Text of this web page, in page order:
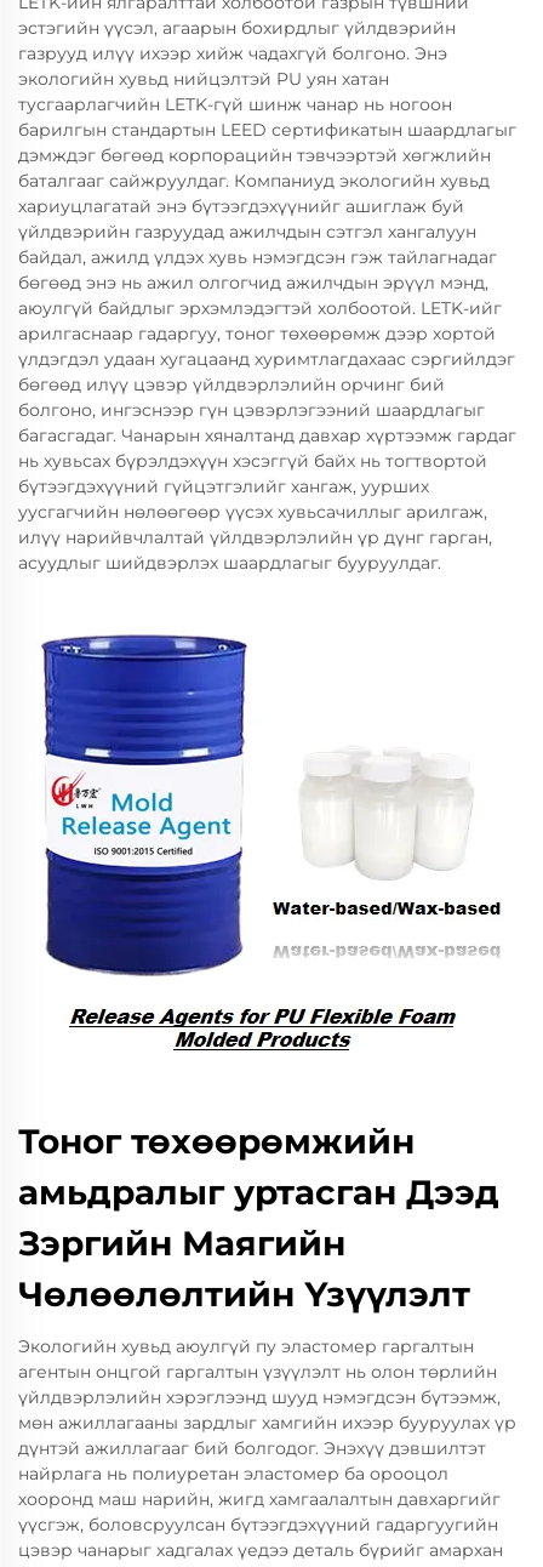
эстэгийн үүсэл, агаарын бохирдлыг үйлдвэрийн
газрууд илүү ихээр хийж чадахгүй болгоно. Энэ
экологийн хувьд нийцэлтэй PU уян хатан
тусгаарлагчийн LETK-гүй шинж чанар нь ногоон
барилгын стандартын LEED сертификатын шаардлагыг
дэмждэг бөгөөд корпорацийн тэвчээртэй хөгжлийн
баталгааг сайжруулдаг. Компаниуд экологийн хувьд
хариуцлагатай энэ бүтээгдэхүүнийг ашиглаж буй
үйлдвэрийн газруудад ажилчдын сэтгэл хангалуун
байдал, ажилд үлдэх хувь нэмэгдсэн гэж тайлагнадаг
бөгөөд энэ нь ажил олгогчид ажилчдын эрүүл мэнд,
аюулгүй байдлыг эрхэмлэдэгтэй холбоотой. LETK-ийг
арилгаснаар гадаргуу, тоног төхөөрөмж дээр хортой
үлдэгдэл удаан хугацаанд хуримтлагдахаас сэргийлдэг
бөгөөд илүү цэвэр үйлдвэрлэлийн орчинг бий
болгоно, ингэснээр гүн цэвэрлэгээний шаардлагыг
багасгадаг. Чанарын хяналтанд давхар хүртээмж гардаг
нь хувьсах бүрэлдэхүүн хэсэггүй байх нь тогтвортой
бүтээгдэхүүний гүйцэтгэлийг хангаж, уурших
уусгагчийн нөлөөгөөр үүсэх хувьсачиллыг арилгаж,
илүү нарийвчлалтай үйлдвэрлэлийн үр дүнг гарган,
асуудлыг шийдвэрлэх шаардлагыг бууруулдаг.
Тоног төхөөрөмжийн
амьдралыг уртасган Дээд
Зэргийн Маягийн
Чөлөөлөлтийн Үзүүлэлт
Экологийн хувьд аюулгүй пу эластомер гаргалтын
агентын онцгой гаргалтын үзүүлэлт нь олон төрлийн
үйлдвэрлэлийн хэрэглээнд шууд нэмэгдсэн бүтээмж,
мөн ажиллагааны зардлыг хамгийн ихээр бууруулах үр
дүнтэй ажиллагааг бий болгодог. Энэхүү дэвшилтэт
найрлага нь полиуретан эластомер ба орооцол
хооронд маш нарийн, жигд хамгаалалтын давхаргийг
үүсгэж, боловсруулсан бүтээгдэхүүний гадаргуугийн
цэвэр чанарыг хадгалах үедээ деталь бүрийг амархан